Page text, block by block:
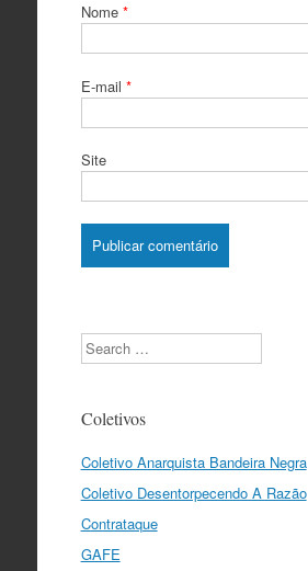
Nome *
E-mail *
Site
Search
Coletivos
Coletivo Anarquista Bandeira Negra
Coletivo Desentorpecendo A Razão
Contrataque
GAFE